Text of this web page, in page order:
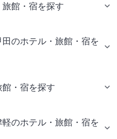
館・宿を探す
のホテル・旅館・宿を
・宿を探す
のホテル・旅館・宿を